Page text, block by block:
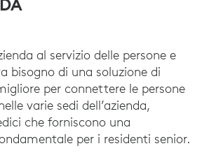
al servizio delle persone e
bisogno di una soluzione di
per connettere le persone
varie sedi dell’azienda,
che forniscono una
per i residenti senior.